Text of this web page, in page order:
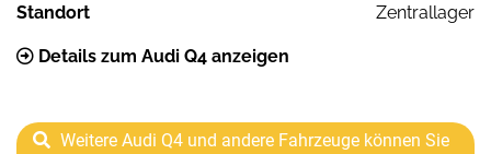
Standort Zentrallager
Details zum Audi Q4 anzeigen
Weitere Audi Q4 und andere Fahrzeuge können Sie